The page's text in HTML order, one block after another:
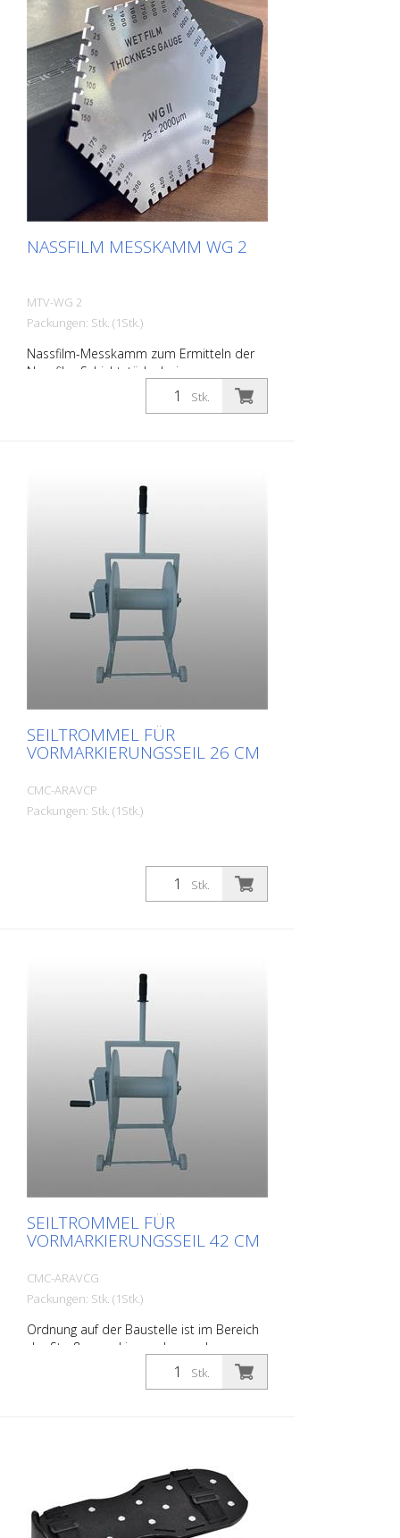
NASSFILM MESSKAMM WG 2
MTV-WG 2
Packungen: Stk. (1Stk.)
Nassfilm-Messkamm zum Ermitteln der
Nassfilm-Schichtstärke bei
Straßenmarkierungen. entspricht ISO
2808-7B stahl, nichtrostend 25 - 2.000 µm
Stk.
SEILTROMMEL FÜR
VORMARKIERUNGSSEIL 26 CM
CMC-ARAVCP
Packungen: Stk. (1Stk.)
Stk.
SEILTROMMEL FÜR
VORMARKIERUNGSSEIL 42 CM
CMC-ARAVCG
Packungen: Stk. (1Stk.)
Ordnung auf der Baustelle ist im Bereich
der Straßenmarkierung besonders
wichtig. Mit dieser Seiltrommel mit
Übersetzung lässt sich Ihr Seil für
vom Durchmesser des Seils)
Stk.